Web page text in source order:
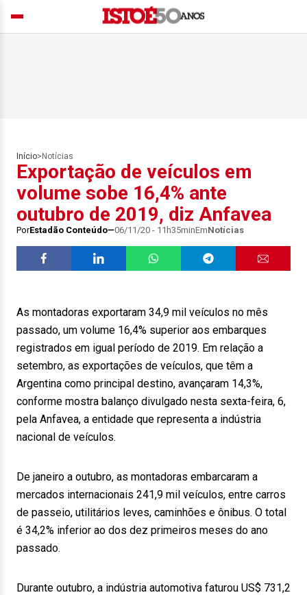
Início> Notícias
Exportação de veículos em
volume sobe 16,4% ante
outubro de 2019, diz Anfavea
PorEstadão Conteúdo 06/11/20 - 11h35minEmNotícias
As montadoras exportaram 34,9 mil veículos no mês
passado, um volume 16,4% superior aos embarques
registrados em igual período de 2019. Em relação a
setembro, as exportações de veículos, que têm a
Argentina como principal destino, avançaram 14,3%,
conforme mostra balanço divulgado nesta sexta-feira, 6,
pela Anfavea, a entidade que representa a indústria
nacional de veículos.
De janeiro a outubro, as montadoras embarcaram a
mercados internacionais 241,9 mil veículos, entre carros
de passeio, utilitários leves, caminhões e ônibus. O total
é 34,2% inferior ao dos dez primeiros meses do ano
passado.
Durante outubro, a indústria automotiva faturou US$ 731,2